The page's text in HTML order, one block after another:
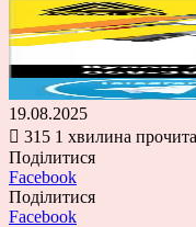
19.08.2025
315 1 хвилина
Поділитися
Facebook
Поділитися
Facebook